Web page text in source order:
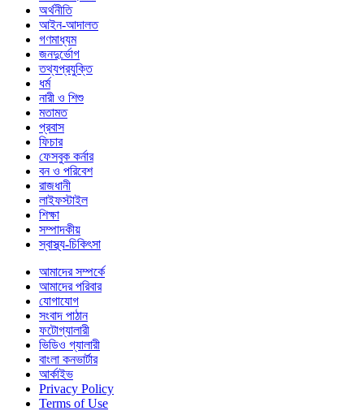
অর্থনীতি
আইন-আদালত
গণমাধ্যম
জনদুর্ভোগ
তথ্যপ্রযুক্তি
ধর্ম
নারী ও শিশু
মতামত
প্রবাস
ফিচার
ফেসবুক কর্নার
বন ও পরিবেশ
রাজধানী
লাইফস্টাইল
শিক্ষা
সম্পাদকীয়
স্বাস্থ্য-চিকিৎসা
আমাদের সম্পর্কে
আমাদের পরিবার
যোগাযোগ
সংবাদ পাঠান
ফটোগ্যালারী
ভিডিও গ্যালারী
বাংলা কনভার্টার
আর্কাইভ
Privacy Policy
Terms of Use